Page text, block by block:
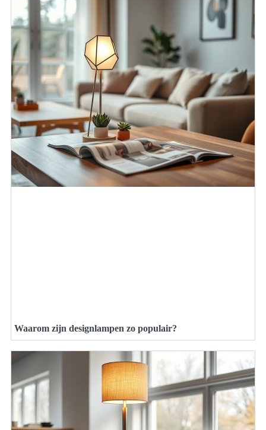
Waarom zijn designlampen zo populair?